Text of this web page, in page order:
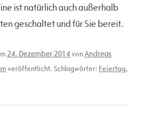
ist natürlich auch außerhalb
geschaltet und für Sie bereit.
24. Dezember 2014 vonAndreas
veröffentlicht. Schlagwörter: Feiertag,